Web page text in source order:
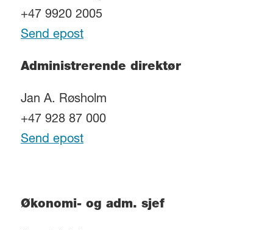
+47 9920 2005
Send epost
Administrerende direktør
Jan A. Røsholm
+47 928 87 000
Send epost
Økonomi- og adm. sjef